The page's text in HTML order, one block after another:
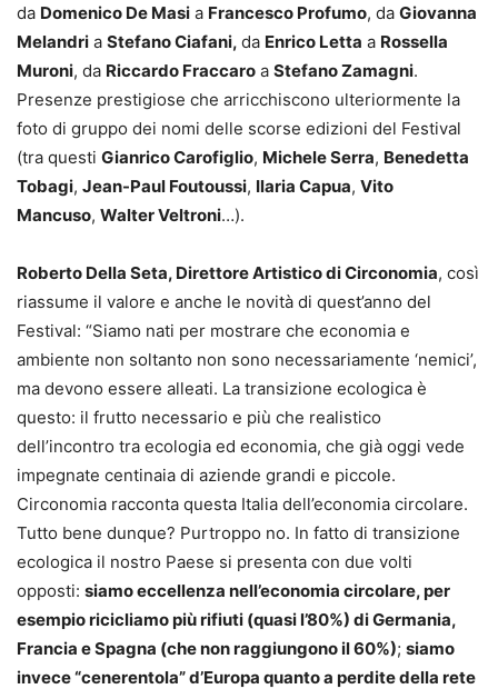
da Domenico De Masi a Francesco Profumo, da Giovanna
Melandri a Stefano Ciafani, da Enrico Letta a Rossella
Muroni, da Riccardo Fraccaro a Stefano Zamagni.
Presenze prestigiose che arricchiscono ulteriormente la
foto di gruppo dei nomi delle scorse edizioni del Festival
(tra questi Gianrico Carofiglio, Michele Serra, Benedetta
Tobagi, Jean-Paul Foutoussi, Ilaria Capua, Vito
Mancuso, Walter Veltroni…).
Roberto Della Seta, Direttore Artistico di Circonomia, così
riassume il valore e anche le novità di quest’anno del
Festival: “Siamo nati per mostrare che economia e
ambiente non soltanto non sono necessariamente ‘nemici’,
ma devono essere alleati. La transizione ecologica è
questo: il frutto necessario e più che realistico
dell’incontro tra ecologia ed economia, che già oggi vede
impegnate centinaia di aziende grandi e piccole.
Circonomia racconta questa Italia dell’economia circolare.
Tutto bene dunque? Purtroppo no. In fatto di transizione
ecologica il nostro Paese si presenta con due volti
opposti: siamo eccellenza nell’economia circolare, per
esempio ricicliamo più rifiuti (quasi l’80%) di Germania,
Francia e Spagna (che non raggiungono il 60%); siamo
invece “cenerentola” d’Europa quanto a perdite della rete